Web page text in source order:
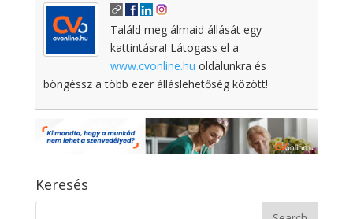
Találd meg álmaid állását egy
kattintásra! Látogass el a
www.cvonline.hu oldalunkra és
böngéssz a több ezer álláslehetőség között!
Keresés